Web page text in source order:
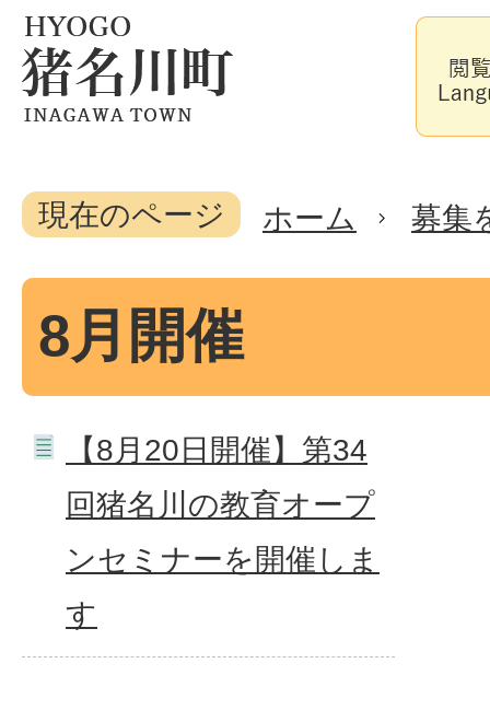
現在のページ ホーム 募集
8月開催
【8月20日開催】第34
回猪名川の教育オープ
ンセミナーを開催しま
す